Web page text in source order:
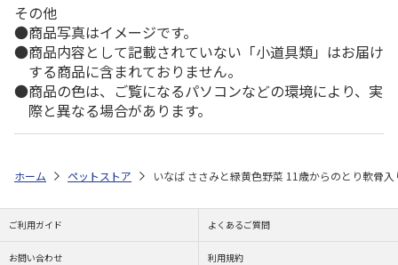
その他
商品写真はイメージです。
商品内容として記載されていない「小道具類」はお届け
する商品に含まれておりません。
商品の色は、ご覧になるパソコンなどの環境により、実
際と異なる場合があります。
ホーム ペットストア いなば ささみと緑黄色野菜 11歳からのとり軟骨
ご利用ガイド よくあるご質問
お問い合わせ 利用規約